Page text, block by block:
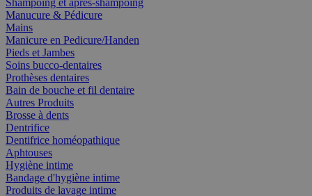
Shampoing et après-shampoing
Manucure & Pédicure
Mains
Manicure en Pedicure/Handen
Pieds et Jambes
Soins bucco-dentaires
Prothèses dentaires
Bain de bouche et fil dentaire
Autres Produits
Brosse à dents
Dentrifice
Dentifrice homéopathique
Aphtouses
Hygiène intime
Bandage d'hygiène intime
Produits de lavage intime